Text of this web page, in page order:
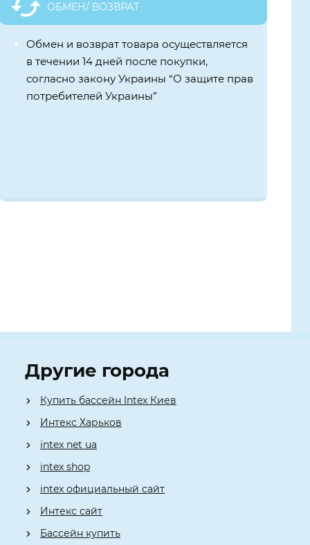
ОБМЕН/ ВОЗВРАТ
Обмен и возврат товара осуществляется
в течении 14 дней после покупки,
согласно закону Украины “О защите прав
потребителей Украины”
Другие города
Купить бассейн Intex Киев
Интекс Харьков
intex net ua
intex shop
intex официальный сайт
Интекс сайт
Бассейн купить